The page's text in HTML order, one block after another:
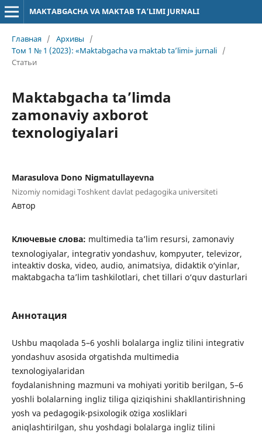
MAKTABGACHA VA MAKTAB TA’LIMI JURNALI
Главная / Архивы
/
Том 1 № 1 (2023): «Maktabgacha va maktab ta’limi» jurnali /
Статьи
Maktabgacha ta’limda
zamonaviy axborot
texnologiyalari
Marasulova Dono Nigmatullayevna
Nizomiy nomidagi Toshkent davlat pedagogika universiteti
Автор
Ключевые слова: multimedia ta’lim resursi, zamonaviy
texnologiyalar, integrativ yondashuv, kompyuter, televizor,
inteaktiv doska, video, audio, animatsiya, didaktik o‘yinlar,
maktabgacha ta’lim tashkilotlari, chet tillari o‘quv dasturlari
Аннотация
Ushbu maqolada 5–6 yoshli bolalarga ingliz tilini integrativ
yondashuv asosida oʻrgatishda multimedia
texnologiyalaridan
foydalanishning mazmuni va mohiyati yoritib berilgan, 5–6
yoshli bolalarning ingliz tiliga qiziqishini shakllantirishning
yosh va pedagogik-psixologik oʻziga xosliklari
aniqlashtirilgan, shu yoshdagi bolalarga ingliz tilini